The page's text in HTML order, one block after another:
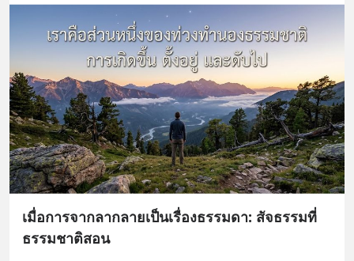
เมื่อการจากลากลายเป็นเรื่องธรรมดา: สัจธรรมที่
ธรรมชาติสอน